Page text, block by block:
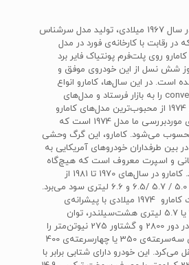
کارخانه‌ی «شورولت» در سال 1967 میلادی، تولید مدل سرشناس
در رقابت با کارخانه‌ی فورد در مدل
روی پلت‌فرم پونتیاک فایر برد
شش نسل از این خودروی موفق و
است. در این سال‌ها، کامارو انواع
مدل‌های کوپه و convertible را به بازار فرستاد و مدل‌های
افسانه‌ای 1968، 1971 و 1974 از محبوب‌ترین مدل‌های کامارو
بوده و هستند. کاماروی موردبررسی ما مدل 1974 است که
می‌شود. کامارو، این گرگ وحشی
بین طرفداران خودروهای آمریکایی به
و اسپرت معروف است که هیچ‌گاه
از آن خسته نمی‌شوید. کامارو در سال‌های 1970 تا 1981 از
پیشرانه‌های 3.8 /4.1/ 5.0 / 5.7 /6.5 و 6.6 لیتری سود می‌برد.
در بخش فنی، شورولت کامارو 1974 میلادی با پیشرانه‌ی
محبوب شورولت 350 یا 5.7 لیتری هشت‌سیلندر، توان
تولیدی 186 اسب‌بخار در دور 2800 و گشتاور 275 نیوتن‌متر را
توسط یک جعبه‌دنده‌ی سه‌سرعته‌ی 350 یا چهارسرعته‌ی 400
این خودرو دارای شتابی برابر با